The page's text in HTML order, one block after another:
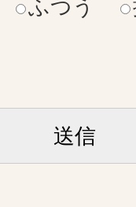
ふつう